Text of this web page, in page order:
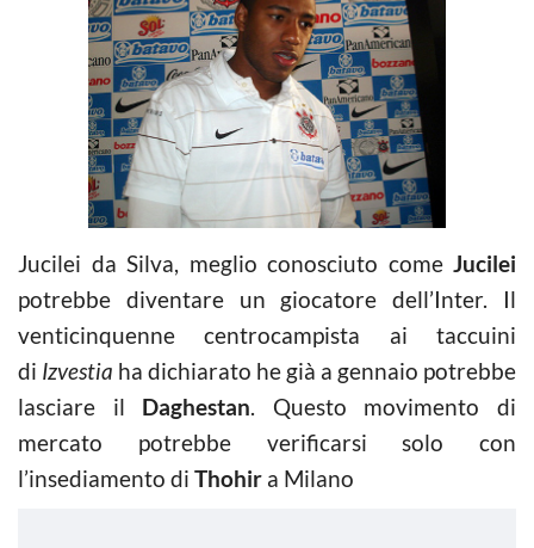
Jucilei da Silva, meglio conosciuto come Jucilei
potrebbe diventare un giocatore dell’Inter. Il
venticinquenne centrocampista ai taccuini
di Izvestia ha dichiarato he già a gennaio potrebbe
lasciare il Daghestan. Questo movimento di
mercato potrebbe verificarsi solo con
l’insediamento di Thohir a Milano